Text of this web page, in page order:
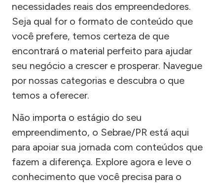
necessidades reais dos empreendedores.
Seja qual for o formato de conteúdo que
você prefere, temos certeza de que
encontrará o material perfeito para ajudar
seu negócio a crescer e prosperar. Navegue
por nossas categorias e descubra o que
temos a oferecer.
Não importa o estágio do seu
empreendimento, o Sebrae/PR está aqui
para apoiar sua jornada com conteúdos que
fazem a diferença. Explore agora e leve o
conhecimento que você precisa para o